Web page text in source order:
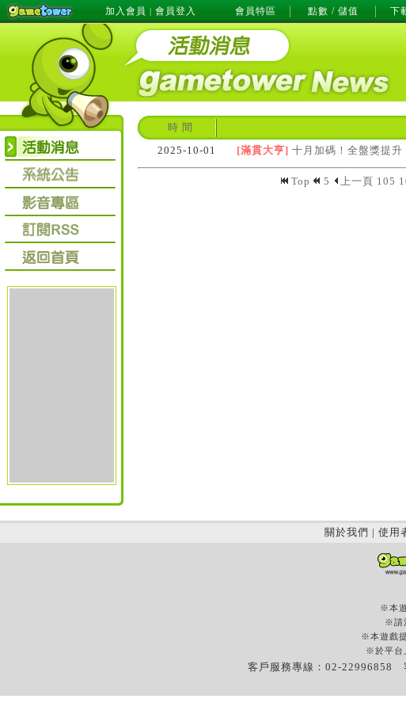
加入會員 | 會員登入 會員特區 點數 / 儲值 下
時 間
2025-10-01
[滿貫大亨] 十月加碼！全盤獎提升
Top 5 上一頁 105
關於我們 | 使用
※本
※請
※本遊戲
※於平台
客戶服務專線：02-22996858